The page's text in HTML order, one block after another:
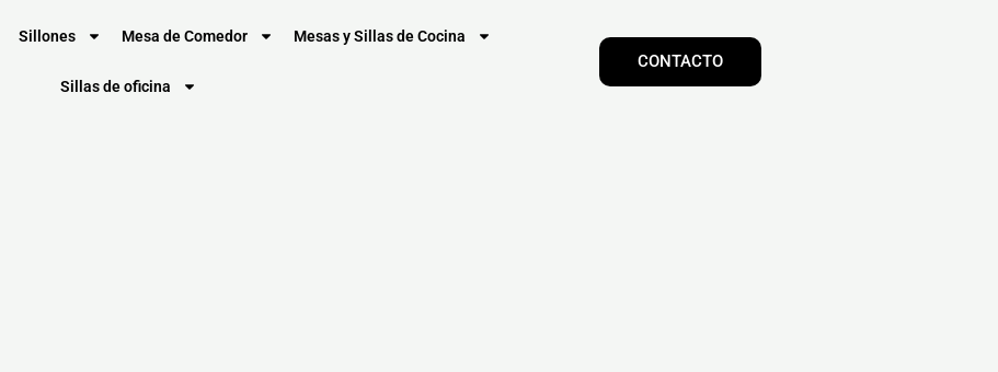
Sillones Mesa de Comedor Mesas y Sillas de Cocina
Sillas de oficina
CONTACTO